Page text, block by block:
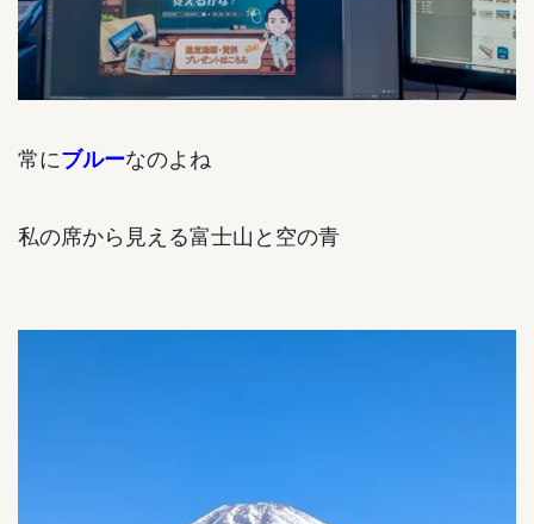
常にブルーなのよね
私の席から見える富士山と空の青